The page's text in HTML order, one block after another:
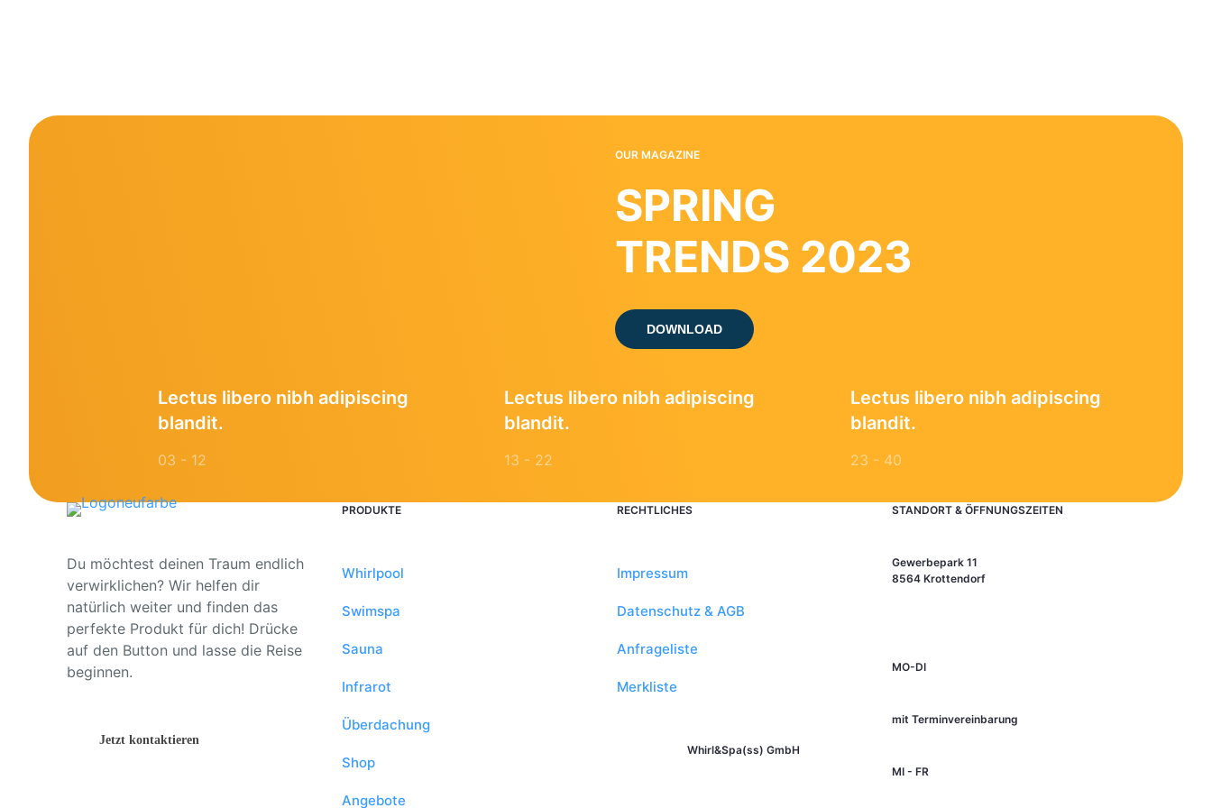
OUR MAGAZINE
SPRING
TRENDS 2023
DOWNLOAD
Lectus libero nibh adipiscing
blandit.
03 - 12
Lectus libero nibh adipiscing
blandit.
13 - 22
Lectus libero nibh adipiscing
blandit.
23 - 40
Du möchtest deinen Traum endlich
verwirklichen? Wir helfen dir
natürlich weiter und finden das
perfekte Produkt für dich! Drücke
auf den Button und lasse die Reise
beginnen.
Jetzt kontaktieren
PRODUKTE
Whirlpool
Swimspa
Sauna
Infrarot
Überdachung
Shop
Angebote
RECHTLICHES
Impressum
Datenschutz & AGB
Anfrageliste
Merkliste
Whirl&Spa(ss) GmbH
STANDORT & ÖFFNUNGSZEITEN
Gewerbepark 11
8564 Krottendorf
MO-DI
mit Terminvereinbarung
MI - FR